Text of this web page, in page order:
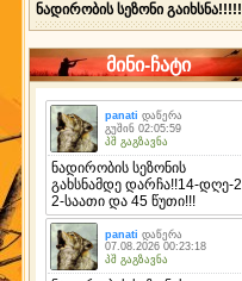
ნადირობის სეზონი გაიხსნა!!!!!
მინი-ჩატი